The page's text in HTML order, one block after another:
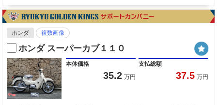
ホンダ 複数画像
ホンダ スーパーカブ１１０
本体価格
35.2 万円
支払総額
37.5 万円